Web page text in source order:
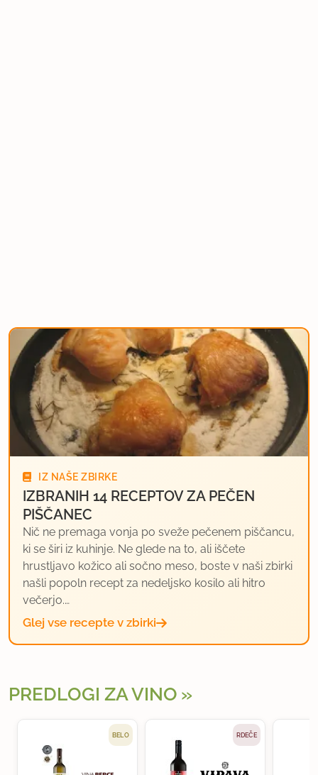
IZ NAŠE ZBIRKE
IZBRANIH 14 RECEPTOV ZA PEČEN
PIŠČANEC
Nič ne premaga vonja po sveže pečenem piščancu,
ki se širi iz kuhinje. Ne glede na to, ali iščete
hrustljavo kožico ali sočno meso, boste v naši zbirki
našli popoln recept za nedeljsko kosilo ali hitro
večerjo.…
Glej vse recepte v zbirki
PREDLOGI ZA VINO
BELO RDEČE